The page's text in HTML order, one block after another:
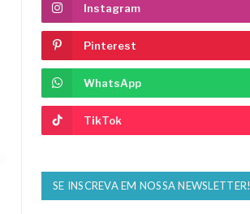
Instagram
Pinterest
WhatsApp
TikTok
SE INSCREVA EM NOSSA NEWSLETTER!